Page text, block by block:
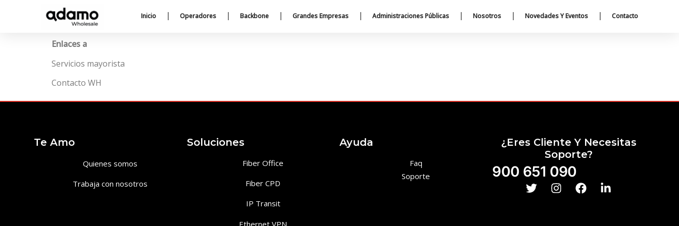
Inicio Operadores Backbone Grandes Empresas Administraciones Públicas Nosotros Novedades Y Eventos Contacto
Enlaces a
Servicios mayorista
Contacto WH
Te Amo
Quienes somos
Trabaja con nosotros
Soluciones
Fiber Office
Fiber CPD
IP Transit
Ethernet VPN
Ayuda
Faq
Soporte
¿Eres Cliente Y Necesitas
Soporte?
900 651 090